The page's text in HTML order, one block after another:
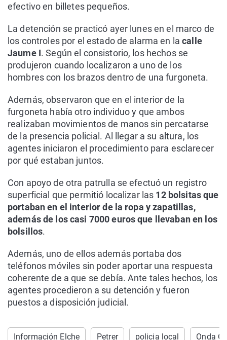
efectivo en billetes pequeños.
La detención se practicó ayer lunes en el marco de
los controles por el estado de alarma en lacalle
Jaume I. Según el consistorio, los hechos se
produjeron cuando localizaron a uno de los
hombres con los brazos dentro de una furgoneta.
Además, observaron que en el interior de la
furgoneta había otro individuo y que ambos
realizaban movimientos de manos sin percatarse
de la presencia policial. Al llegar a su altura, los
agentes iniciaron el procedimiento para esclarecer
por qué estaban juntos.
Con apoyo de otra patrulla se efectuó un registro
superficial que permitió localizar las 12 bolsitas que
portaban en el interior de la ropa y zapatillas,
además de los casi 7000 euros que llevaban en los
bolsillos.
Además, uno de ellos además portaba dos
teléfonos móviles sin poder aportar una respuesta
coherente de a que se debía. Ante tales hechos, los
agentes procedieron a su detención y fueron
puestos a disposición judicial.
Información Elche Petrer policia local Onda